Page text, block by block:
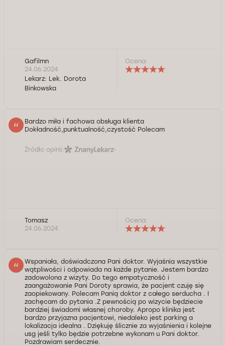
Gafilmn
24.06.2024
Lekarz: Lek. Dorota
Binkowska
Ocena:
Bardzo miła i fachowa obsługa klienta
Dokładność,punktualność,czystość Polecam
Źródło opinii:
Tomasz
24.06.2024
Ocena:
Wspaniała, doświadczona Pani doktor. Wyjaśnia wszystkie
wątpliwości i odpowiada na każde pytanie. Jestem bardzo
zadowolona z wizyty. Do tego empatyczność i
zaangażowanie Pani Doroty sprawia, że pacjent czuję się
zaopiekowany. Polecam Panią doktor z całego serducha . I
zachęcam do pytania .Z pewnością po wizycie będziecie
bardziej świadomi własnej choroby. Apropo klinika jest
bardzo przyjazna pacjentowi, niedaleko jest parking a
lokalizacja idealna . Dziękuję ślicznie za wyjaśnienia i kolejne
usg jeśli tylko będzie potrzebne wykonam u Pani doktor.
Pozdrawiam serdecznie.